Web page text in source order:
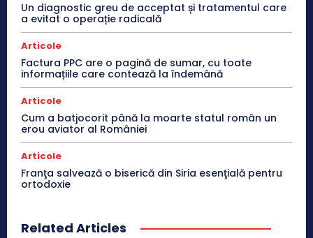
Un diagnostic greu de acceptat și tratamentul care
a evitat o operație radicală
Articole
Factura PPC are o pagină de sumar, cu toate
informațiile care contează la îndemână
Articole
Cum a batjocorit până la moarte statul român un
erou aviator al României
Articole
Franţa salvează o biserică din Siria esenţială pentru
ortodoxie
Related Articles